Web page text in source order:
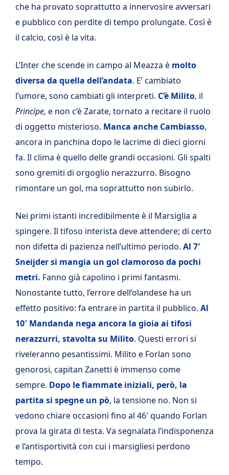
che ha provato soprattutto a innervosire avversari
e pubblico con perdite di tempo prolungate. Così è
il calcio, così è la vita.
L’Inter che scende in campo al Meazza è molto
diversa da quella dell’andata. E’ cambiato
l’umore, sono cambiati gli interpreti. C’è Milito, il
Principe, e non c’è Zarate, tornato a recitare il ruolo
di oggetto misterioso. Manca anche Cambiasso,
ancora in panchina dopo le lacrime di dieci giorni
fa. Il clima è quello delle grandi occasioni. Gli spalti
sono gremiti di orgoglio nerazzurro. Bisogno
rimontare un gol, ma soprattutto non subirlo.
Nei primi istanti incredibilmente è il Marsiglia a
spingere. Il tifoso interista deve attendere; di certo
non difetta di pazienza nell’ultimo periodo. Al 7′
Sneijder si mangia un gol clamoroso da pochi
metri. Fanno già capolino i primi fantasmi.
Nonostante tutto, l’errore dell’olandese ha un
effetto positivo: fa entrare in partita il pubblico. Al
10′ Mandanda nega ancora la gioia ai tifosi
nerazzurri, stavolta su Milito. Questi errori si
riveleranno pesantissimi. Milito e Forlan sono
genorosi, capitan Zanetti è immenso come
sempre. Dopo le fiammate iniziali, però, la
partita si spegne un pò, la tensione no. Non si
vedono chiare occasioni fino al 46′ quando Forlan
prova la girata di testa. Va segnalata l’indisponenza
e l’antisportività con cui i marsigliesi perdono
tempo.